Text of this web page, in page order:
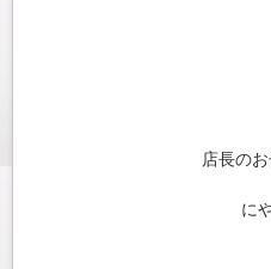
店長の
に